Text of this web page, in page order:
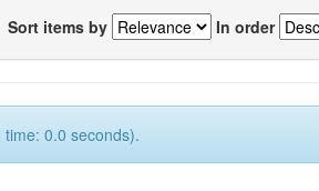
Sort items by In order
0.0 seconds).